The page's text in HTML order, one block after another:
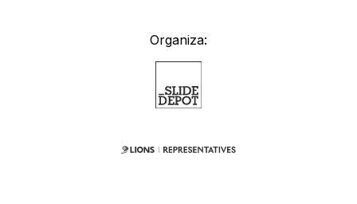
Organiza: